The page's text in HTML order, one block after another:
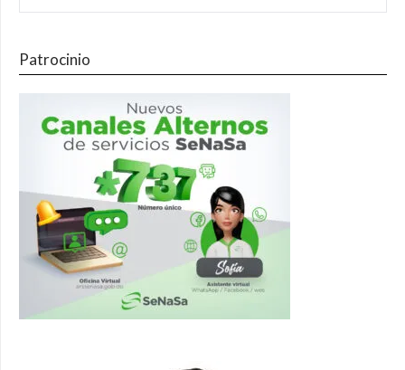
Patrocinio